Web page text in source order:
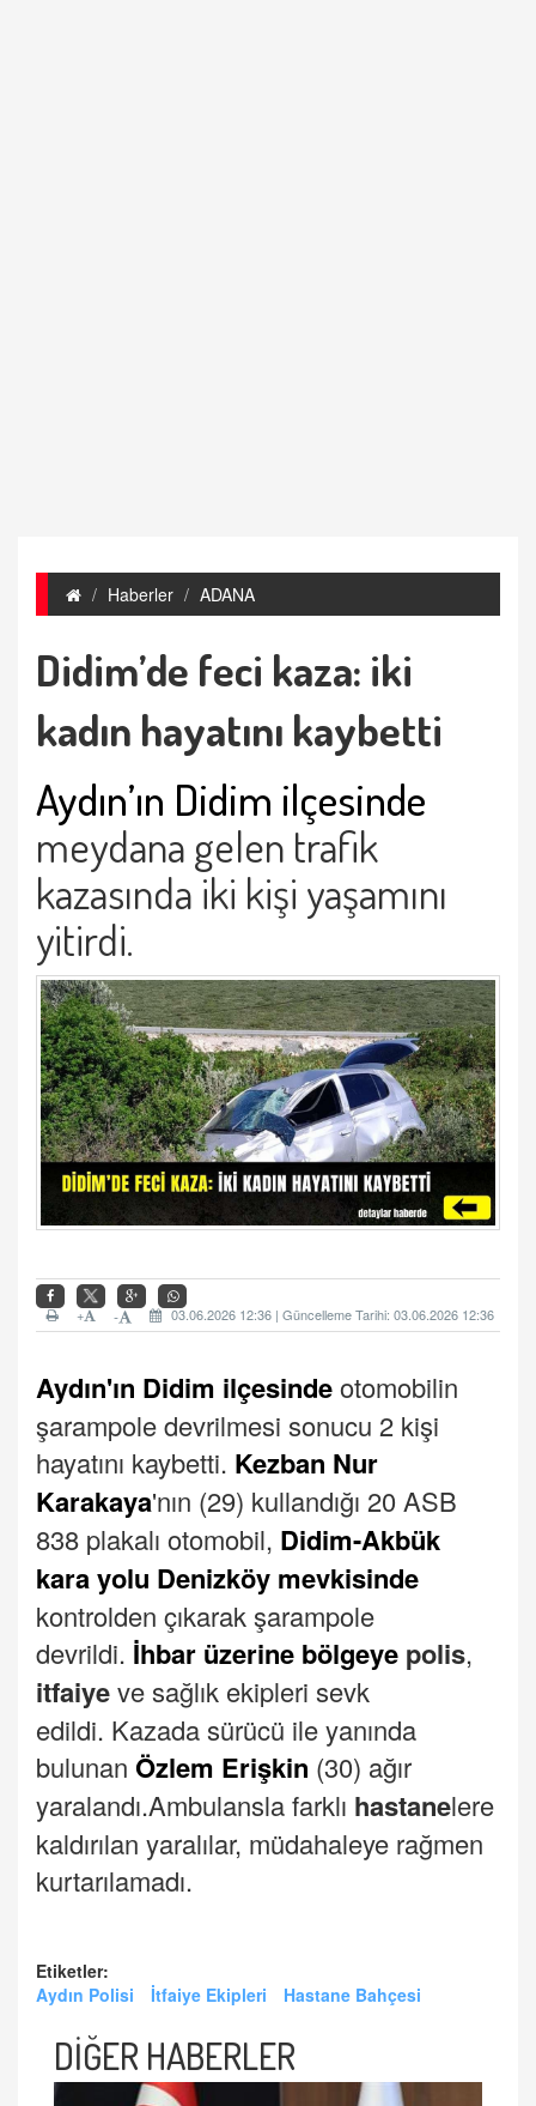
Haberler ADANA
Didim’de feci kaza: iki
kadın hayatını kaybetti
Aydın’ın Didim ilçesinde
meydana gelen trafik
kazasında iki kişi yaşamını
yitirdi.
03.06.2026 12:36 | Güncelleme Tarihi: 03.06.2026 12:36
-
+
Aydın'ın Didim ilçesindeotomobilin
şarampole devrilmesi sonucu 2 kişi
hayatını kaybetti. Kezban Nur
Karakaya'nın (29) kullandığı 20 ASB
838 plakalı otomobil, Didim-Akbük
kara yolu Denizköy mevkisinde
kontrolden çıkarak şarampole
devrildi. İhbar üzerine bölgeye polis,
itfaiyeve sağlık ekipleri sevk
edildi. Kazada sürücü ile yanında
bulunan Özlem Erişkin (30) ağır
yaralandı.Ambulansla farklı hastanelere
kaldırılan yaralılar, müdahaleye rağmen
kurtarılamadı.
Etiketler:
Aydın Polisi
İtfaiye Ekipleri Hastane Bahçesi
DİĞER HABERLER